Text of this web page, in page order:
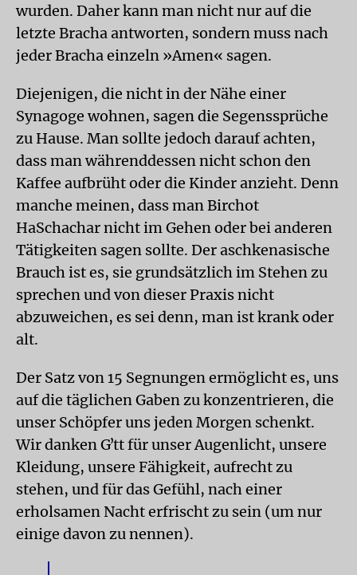
wurden. Daher kann man nicht nur auf die
letzte Bracha antworten, sondern muss nach
jeder Bracha einzeln »Amen« sagen.
Diejenigen, die nicht in der Nähe einer
Synagoge wohnen, sagen die Segenssprüche
zu Hause. Man sollte jedoch darauf achten,
dass man währenddessen nicht schon den
Kaffee aufbrüht oder die Kinder anzieht. Denn
manche meinen, dass man Birchot
HaSchachar nicht im Gehen oder bei anderen
Tätigkeiten sagen sollte. Der aschkenasische
Brauch ist es, sie grundsätzlich im Stehen zu
sprechen und von dieser Praxis nicht
abzuweichen, es sei denn, man ist krank oder
alt.
Der Satz von 15 Segnungen ermöglicht es, uns
auf die täglichen Gaben zu konzentrieren, die
unser Schöpfer uns jeden Morgen schenkt.
Wir danken Gʼtt für unser Augenlicht, unsere
Kleidung, unsere Fähigkeit, aufrecht zu
stehen, und für das Gefühl, nach einer
erholsamen Nacht erfrischt zu sein (um nur
einige davon zu nennen).